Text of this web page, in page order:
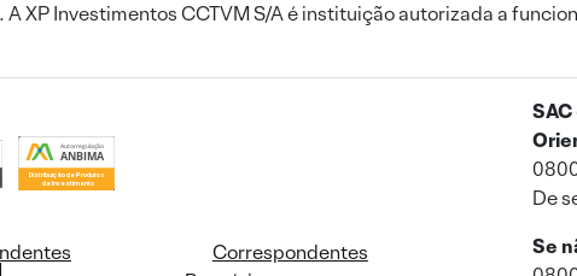
XP Investimentos CCTVM S/A é instituição autorizada a
Correspondentes
De
Se